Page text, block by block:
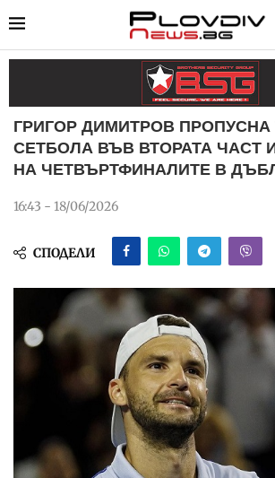
ГРИГОР ДИМИТРОВ ПРОПУСНА
СЕТБОЛА ВЪВ ВТОРАТА ЧАСТ
НА ЧЕТВЪРТФИНАЛИТЕ В
16:43 - 18/06/2026
СПОДЕЛИ